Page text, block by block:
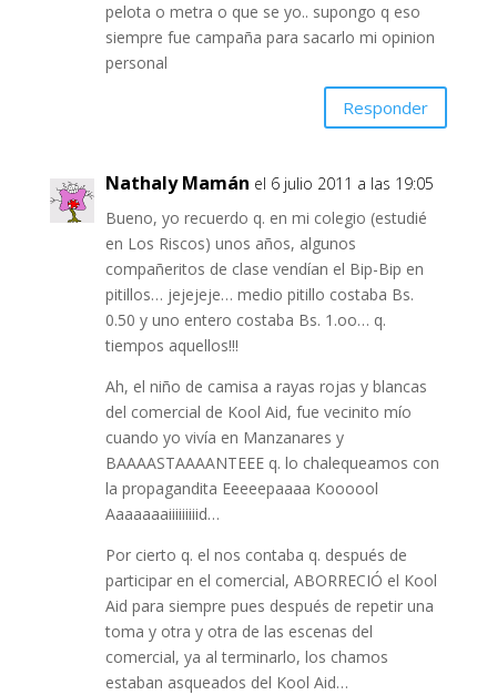
pelota o metra o que se yo.. supongo q eso
siempre fue campaña para sacarlo mi opinion
personal
Responder
Nathaly Mamán el 6 julio 2011 a las 19:05
Bueno, yo recuerdo q. en mi colegio (estudié
en Los Riscos) unos años, algunos
compañeritos de clase vendían el Bip-Bip en
pitillos… jejejeje… medio pitillo costaba Bs.
0.50 y uno entero costaba Bs. 1.oo… q.
tiempos aquellos!!!
Ah, el niño de camisa a rayas rojas y blancas
del comercial de Kool Aid, fue vecinito mío
cuando yo vivía en Manzanares y
BAAAASTAAAANTEEE q. lo chalequeamos con
la propagandita Eeeeepaaaa Koooool
Aaaaaaaiiiiiiiiid…
Por cierto q. el nos contaba q. después de
participar en el comercial, ABORRECIÓ el Kool
Aid para siempre pues después de repetir una
toma y otra y otra de las escenas del
comercial, ya al terminarlo, los chamos
estaban asqueados del Kool Aid…